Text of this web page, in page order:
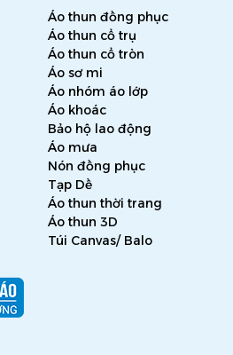
Áo thun đồng phục
Áo thun cổ trụ
Áo thun cổ tròn
Áo sơ mi
Áo nhóm áo lớp
Áo khoác
Bảo hộ lao động
Áo mưa
Nón đồng phục
Tạp Dề
Áo thun thời trang
Áo thun 3D
Túi Canvas/ Balo